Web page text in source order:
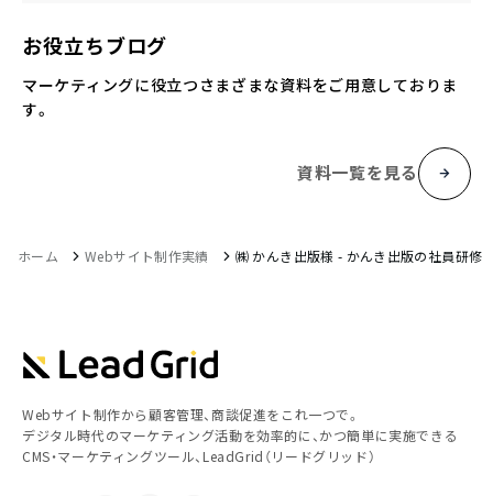
お役立ちブログ
マーケティングに役立つさまざまな資料をご用意しておりま
す。
資料一覧を見る
ホーム Webサイト制作実績 ㈱ かんき出版様 - かんき出版の社員研修
Webサイト制作から顧客管理、商談促進をこれ一つで。
デジタル時代のマーケティング活動を効率的に、かつ簡単に実施できる
CMS・マーケティングツール、LeadGrid（リードグリッド）